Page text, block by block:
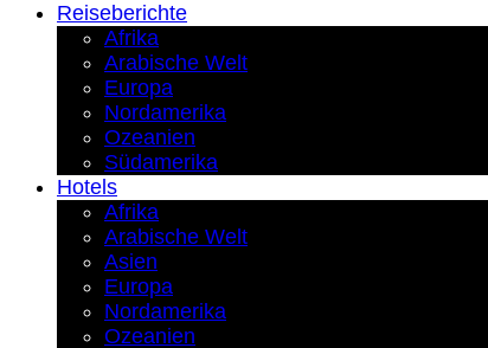
Reiseberichte
Afrika
Arabische Welt
Europa
Nordamerika
Ozeanien
Südamerika
Hotels
Afrika
Arabische Welt
Asien
Europa
Nordamerika
Ozeanien